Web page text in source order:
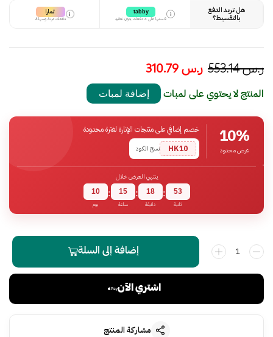
هل تريد الدفع
بالتقسيط؟
i
tabby
قسمها على 4 دفعات بدون تعقيد
i تمارا
دفعات مرنة وسهلة
ر.س553.14 ر.س
المنتج لا يحتوي على لمبات إضافة لمبات
10%
عرض محدود
خصم إضافي على منتجات الإنارة لفترة محدودة
HK10
نسخ الكود
ينتهي العرض خلال
10
يوم
: 15
ساعة
: 18
دقيقة
: 52
ثانية
إضافة إلى السلة
اشتري الآن
مشاركة المنتج